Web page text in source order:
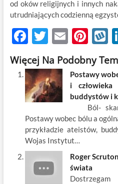
od oków religijnych i innych
utrudniających codzienną
F
ac
e
b
o
o
k
T
w
itt
er
E
m
ail
Pi
nt
er
es
t
k
o
p
Więcej Na Podobny
Postawy
i człowieka
buddystów i
Ból-
Postawy wobec bólu a
przykładzie ateistów,
Wojas Instytut…
Roger
świata